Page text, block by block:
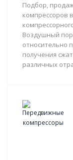
Подбор,
компрессоров
Воздушный
относительно
получения
различных